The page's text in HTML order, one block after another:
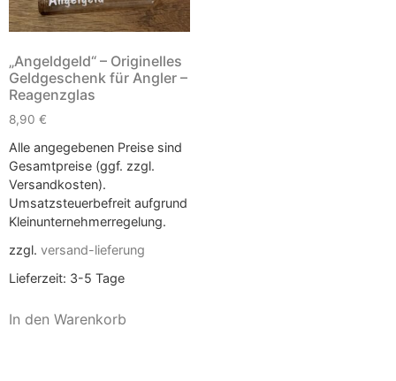
„Angeldgeld“ – Originelles
Geldgeschenk für Angler –
Reagenzglas
8,90 €
Alle angegebenen Preise sind
Gesamtpreise (ggf. zzgl.
Versandkosten).
Umsatzsteuerbefreit aufgrund
Kleinunternehmerregelung.
zzgl. versand-lieferung
Lieferzeit: 3-5 Tage
In den Warenkorb